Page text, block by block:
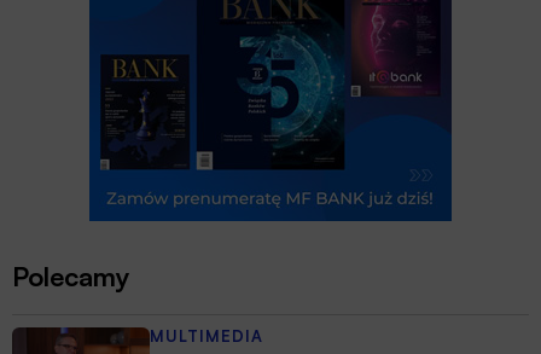
Polecamy
MULTIMEDIA